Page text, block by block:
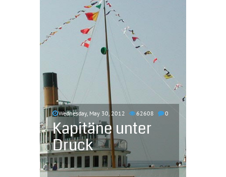
Wednesday, May 30, 2012 62608 0
Kapitäne unter
Druck